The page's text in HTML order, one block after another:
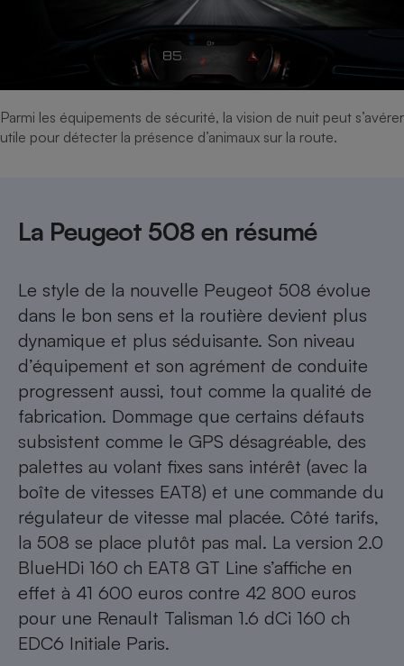
Parmi les équipements de sécurité, la vision de nuit peut s’avérer
utile pour détecter la présence d’animaux sur la route.
La Peugeot 508 en résumé
Le style de la nouvelle Peugeot 508 évolue
dans le bon sens et la routière devient plus
dynamique et plus séduisante. Son niveau
d’équipement et son agrément de conduite
progressent aussi, tout comme la qualité de
fabrication. Dommage que certains défauts
subsistent comme le GPS désagréable, des
palettes au volant fixes sans intérêt (avec la
boîte de vitesses EAT8) et une commande du
régulateur de vitesse mal placée. Côté tarifs,
la 508 se place plutôt pas mal. La version 2.0
BlueHDi 160 ch EAT8 GT Line s’affiche en
effet à 41 600 euros contre 42 800 euros
pour une Renault Talisman 1.6 dCi 160 ch
EDC6 Initiale Paris.